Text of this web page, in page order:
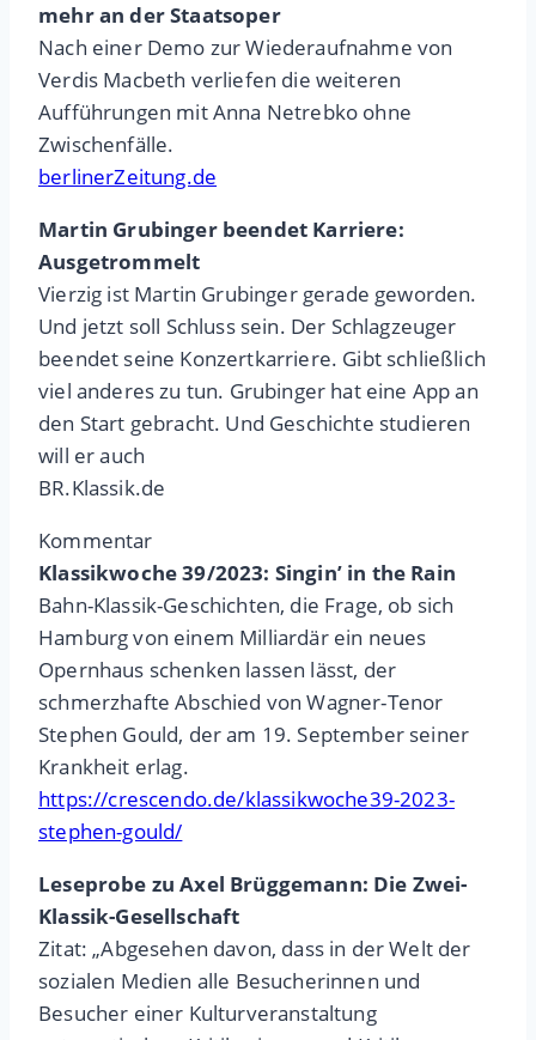
mehr an der Staatsoper
Nach einer Demo zur Wiederaufnahme von
Verdis Macbeth verliefen die weiteren
Aufführungen mit Anna Netrebko ohne
Zwischenfälle.
berlinerZeitung.de
Martin Grubinger beendet Karriere:
Ausgetrommelt
Vierzig ist Martin Grubinger gerade geworden.
Und jetzt soll Schluss sein. Der Schlagzeuger
beendet seine Konzertkarriere. Gibt schließlich
viel anderes zu tun. Grubinger hat eine App an
den Start gebracht. Und Geschichte studieren
will er auch
BR.Klassik.de
Kommentar
Klassikwoche 39/2023: Singin’ in the Rain
Bahn-Klassik-Geschichten, die Frage, ob sich
Hamburg von einem Milliardär ein neues
Opernhaus schenken lassen lässt, der
schmerzhafte Abschied von Wagner-Tenor
Stephen Gould, der am 19. September seiner
Krankheit erlag.
https://crescendo.de/klassikwoche39-2023-
stephen-gould/
Leseprobe zu Axel Brüggemann: Die Zwei-
Klassik-Gesellschaft
Zitat: „Abgesehen davon, dass in der Welt der
sozialen Medien alle Besucherinnen und
Besucher einer Kulturveranstaltung